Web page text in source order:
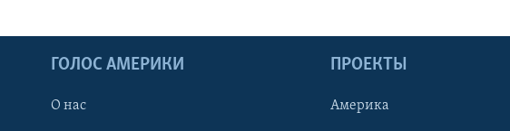
ГОЛОС АМЕРИКИ
О нас
ПРОЕКТЫ
Америка